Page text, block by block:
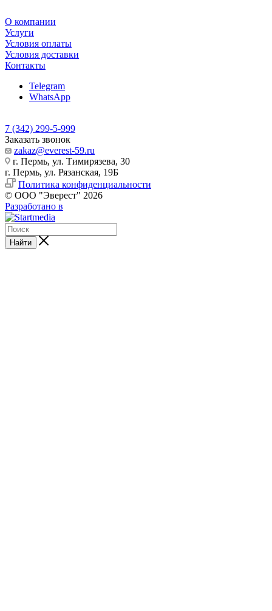
О компании
Услуги
Условия оплаты
Условия доставки
Контакты
Telegram
WhatsApp
7 (342) 299-5-999
Заказать звонок
zakaz@everest-59.ru
г. Пермь, ул. Тимирязева, 30
г. Пермь, ул. Рязанская, 19Б
Политика конфиденциальности
© ООО "Эверест" 2026
Разработано в
Найти